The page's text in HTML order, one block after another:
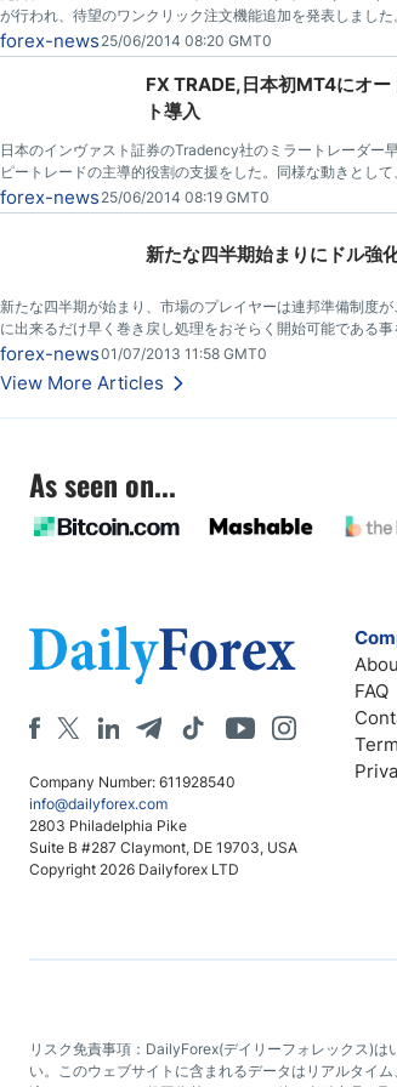
が行われ、待望のワンクリック注文機能追加を発表しまし
以降で利用可能とのこと。
forex-news 25/06/2014 08:20 GMT0
FX TRADE,日本初MT4にオー
ト導入
日本のインヴァスト証券のTradency社のミラートレーダー
ピートレードの主導的役割の支援をした。同様な動きとして
オートチャーティス（Autochartist）は、FX TRADEファイ
品をMT4上で起動した、最初の日本ブローカーと発表しま
forex-news 25/06/2014 08:19 GMT0
新たな四半期始まりにドル強
新たな四半期が始まり、市場のプレイヤーは連邦準備制度
に出来るだけ早く巻き戻し処理をおそらく開始可能である事
在米ドルは大幅に堅調。
forex-news01/07/2013 11:58 GMT0
View More Articles
As seen on...
Company Number: 611928540
info@dailyforex.com
2803 Philadelphia Pike
Suite B #287 Claymont, DE 19703, USA
Copyright 2026 Dailyforex LTD
FAQ
リスク免責事項：DailyForex(デイリーフォレックス)
い。このウェブサイトに含まれるデータはリアルタイ